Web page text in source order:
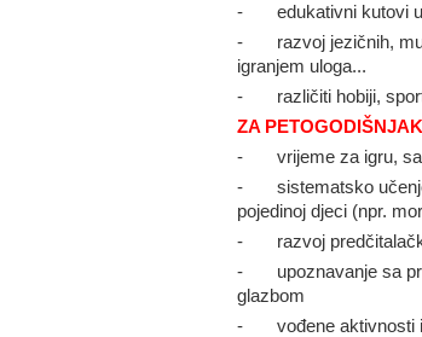
- edukativni kutovi u
- razvoj jezičnih,
igranjem uloga...
- različiti hobiji,
ZA
- vrijeme za igru,
- sistematsko učenje
pojedinoj djeci (npr.
- razvoj
- upoznavanje sa
glazbom
- vođene aktivnosti i